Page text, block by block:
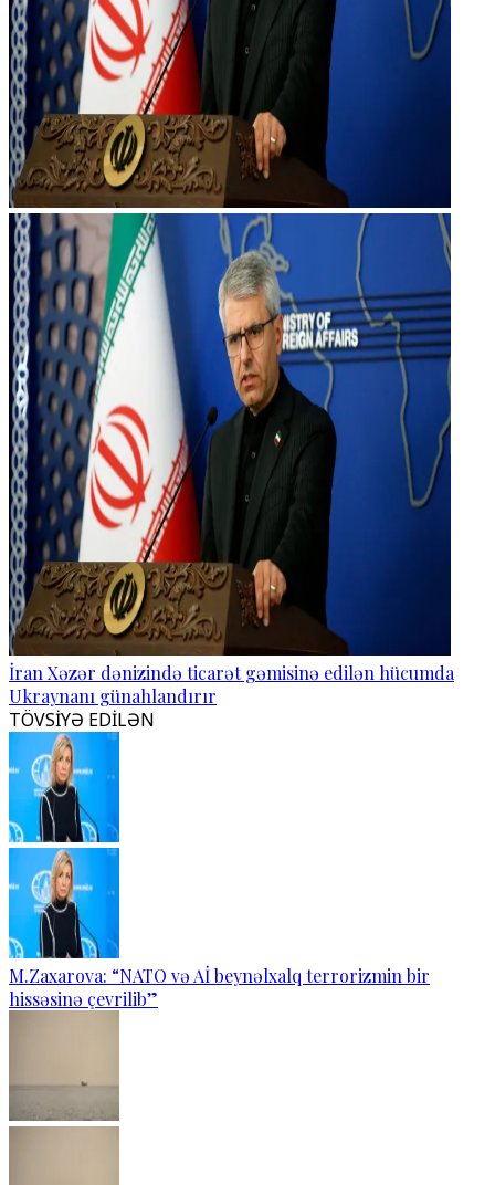
İran Xəzər dənizində ticarət gəmisinə edilən hücumda
Ukraynanı günahlandırır
TÖVSİYƏ EDİLƏN
M.Zaxarova: “NATO və Aİ beynəlxalq terrorizmin bir
hissəsinə çevrilib”